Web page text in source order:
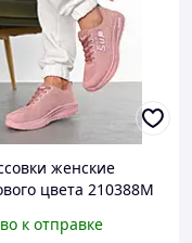
женские
цвета 210388M
к отправке